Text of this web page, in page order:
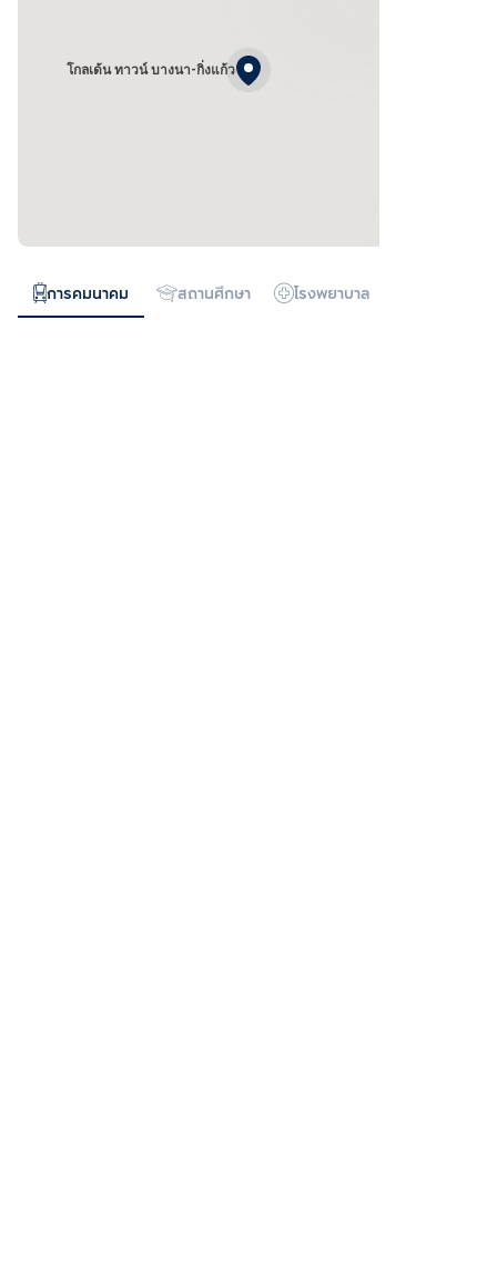
โกลเด้น ทาวน์ บางนา-กิ่งแก้ว
การคมนาคม สถานศึกษา โรงพยาบาล